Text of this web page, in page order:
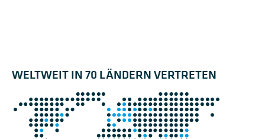
WELTWEIT IN 70 LÄNDERN VERTRETEN